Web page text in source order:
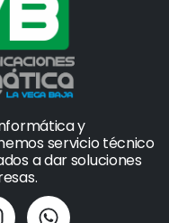
y
servicio técnico
a dar soluciones